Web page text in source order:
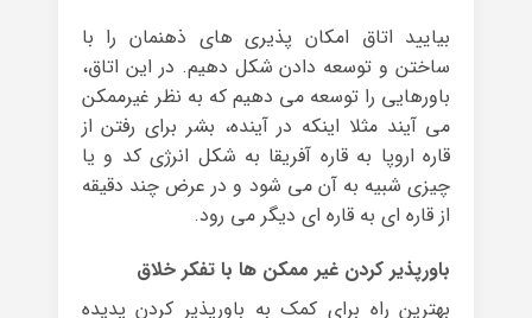
بیایید اتاق امکان پذیری های ذهنمان را با
ساختن و توسعه دادن شکل دهیم. در این اتاق،
باورهایی را توسعه می دهیم که به نظر غیرممکن
می آیند مثلا اینکه در آینده، بشر برای رفتن از
قاره اروپا به قاره آفریقا به شکل انرژی کد و یا
چیزی شبیه به آن می شود و در عرض چند دقیقه
از قاره ای به قاره ای دیگر می رود.
باورپذیر کردن غیر ممکن ها با تفکر خلاق
بهترین راه برای کمک به باورپذیر کردن پدیده